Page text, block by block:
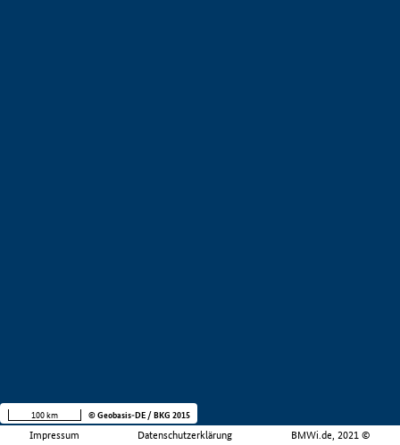
Impressum Datenschutzerklärung BMWi.de, 2021 ©
100 km © Geobasis-DE / BKG 2015